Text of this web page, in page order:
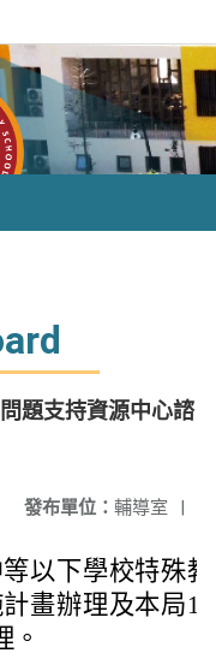
題支持資源中心諮
發布單位： 輔導室 |
以下學校特殊
畫辦理及本局
。